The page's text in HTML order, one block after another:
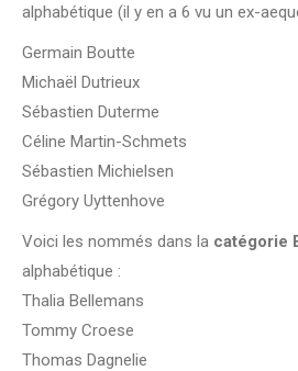
alphabétique (il y en a 6 vu un ex-
Germain Boutte
Michaël Dutrieux
Sébastien Duterme
Céline Martin-Schmets
Sébastien Michielsen
Grégory Uyttenhove
Voici les nommés dans la catégorie
alphabétique :
Thalia Bellemans
Tommy Croese
Thomas Dagnelie